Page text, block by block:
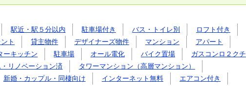
駅近・駅５分以内 駐車場付き バス・トイレ別
ロフト付き
ト 貸主物件 デザイナーズ物件 マンション
アパート
ーキッチン 駐車場 オール電化 バイク置場
ガスコンロ２クチ
・リノベーション済
タワーマンション（高層マンション）
新婚・カップル・同棲向け インターネット無料
エアコン付き